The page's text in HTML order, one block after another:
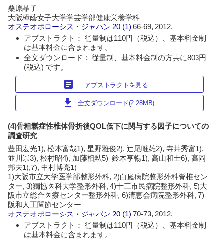
桑原晶子
大阪樟蔭女子大学学芸学部健康栄養学科
オステオポローシス・ジャパン 20 (1)66-69, 2012.
アブストラクト： 従量制は110円（税込）、基本料金制
は基本料金に含まれます。
全文ダウンロード： 従量制、基本料金制の方共に803円
(税込) です。
article アブストラクトを見る
download 全文ダウンロード(2.28MB)
(4)骨粗鬆症性椎体骨折後QOL低下に関与する因子についての
調査研究
豊田宏光1), 松本富哉1), 星野雅俊2), 辻尾唯雄2), 寺井秀富1),
並川崇3), 松村昭4), 加藤相勲5), 鈴木亨暢1), 高山和士6), 高岡
邦夫1),7), 中村博亮1)
1)大阪市立大学医学部整形外科, 2)白庭病院整形外科脊椎セン
ター, 3)獨協医科大学整形外科, 4)十三市民病院整形外科, 5)大
阪市立総合医療センター整形外科, 6)清恵会病院整形外科, 7)
阪和人工関節センター
オステオポローシス・ジャパン 20 (1)70-73, 2012.
アブストラクト： 従量制は110円（税込）、基本料金制
は基本料金に含まれます。